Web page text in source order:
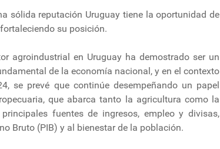
sólida reputación Uruguay tiene la oportunidad de
su posición.
agroindustrial en Uruguay ha demostrado ser un
de la economía nacional, y en el contexto
se prevé que continúe desempeñando un papel
que abarca tanto la agricultura como la
fuentes de ingresos, empleo y divisas,
Bruto (PIB) y al bienestar de la población.